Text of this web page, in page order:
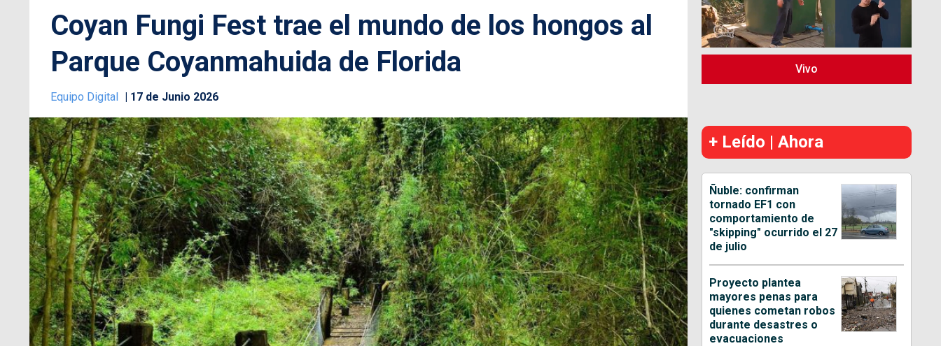
Coyan Fungi Fest trae el mundo de los hongos al
Parque Coyanmahuida de Florida
Equipo Digital 17 de Junio 2026
Vivo
+ Leído | Ahora
Ñuble: confirman
tornado EF1 con
comportamiento de
"skipping" ocurrido el 27
de julio
Proyecto plantea
mayores penas para
quienes cometan robos
durante desastres o
evacuaciones